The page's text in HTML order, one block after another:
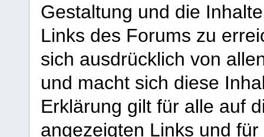
Gestaltung und die
Links des Forums zu
sich ausdrücklich von
und macht sich diese
Erklärung gilt für alle auf
angezeigten Links und